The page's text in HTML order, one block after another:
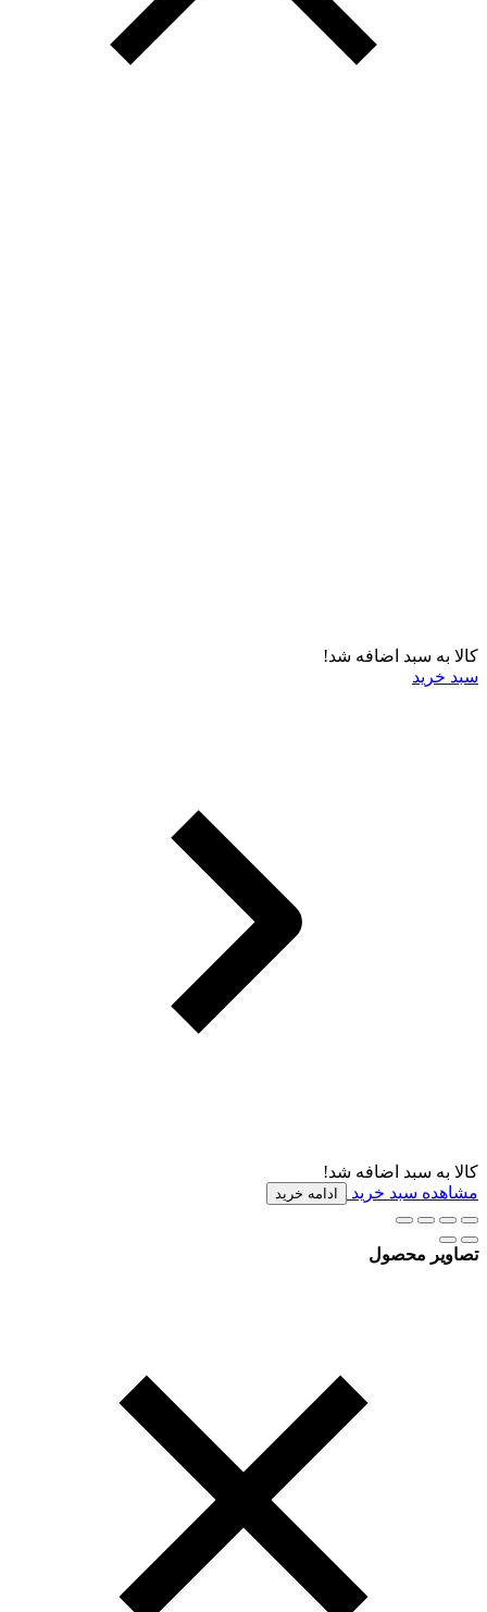
کالا به سبد اضافه شد!
سبد خرید
کالا به سبد اضافه شد!
مشاهده سبد خرید
ادامه خرید
تصاویر محصول